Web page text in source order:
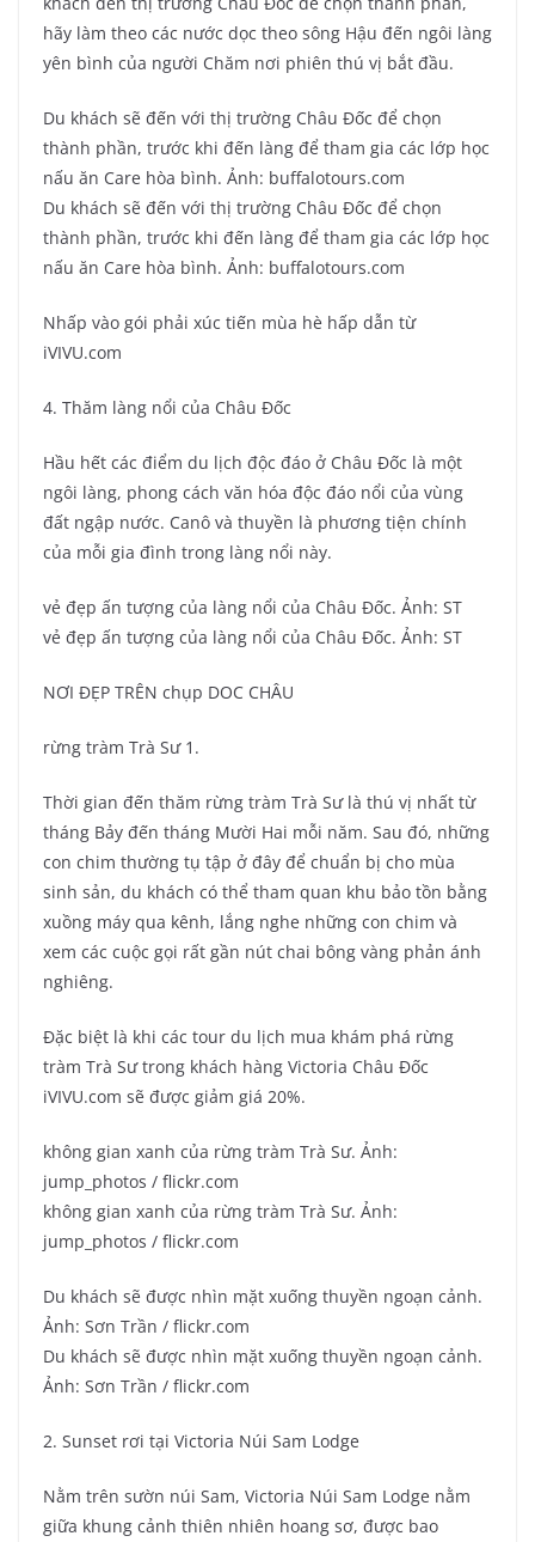
hãy làm theo các nước dọc theo sông Hậu đến ngôi làng
yên bình của người Chăm nơi phiên thú vị bắt đầu.
Du khách sẽ đến với thị trường Châu Đốc để chọn
thành phần, trước khi đến làng để tham gia các lớp học
nấu ăn Care hòa bình. Ảnh: buffalotours.com
Du khách sẽ đến với thị trường Châu Đốc để chọn
thành phần, trước khi đến làng để tham gia các lớp học
nấu ăn Care hòa bình. Ảnh: buffalotours.com
Nhấp vào gói phải xúc tiến mùa hè hấp dẫn từ
iVIVU.com
4. Thăm làng nổi của Châu Đốc
Hầu hết các điểm du lịch độc đáo ở Châu Đốc là một
ngôi làng, phong cách văn hóa độc đáo nổi của vùng
đất ngập nước. Canô và thuyền là phương tiện chính
của mỗi gia đình trong làng nổi này.
vẻ đẹp ấn tượng của làng nổi của Châu Đốc. Ảnh: ST
vẻ đẹp ấn tượng của làng nổi của Châu Đốc. Ảnh: ST
NƠI ĐẸP TRÊN chụp DOC CHÂU
rừng tràm Trà Sư 1.
Thời gian đến thăm rừng tràm Trà Sư là thú vị nhất từ
tháng Bảy đến tháng Mười Hai mỗi năm. Sau đó, những
con chim thường tụ tập ở đây để chuẩn bị cho mùa
sinh sản, du khách có thể tham quan khu bảo tồn bằng
xuồng máy qua kênh, lắng nghe những con chim và
xem các cuộc gọi rất gần nút chai bông vàng phản ánh
nghiêng.
Đặc biệt là khi các tour du lịch mua khám phá rừng
tràm Trà Sư trong khách hàng Victoria Châu Đốc
iVIVU.com sẽ được giảm giá 20%.
không gian xanh của rừng tràm Trà Sư. Ảnh:
jump_photos / flickr.com
không gian xanh của rừng tràm Trà Sư. Ảnh:
jump_photos / flickr.com
Du khách sẽ được nhìn mặt xuống thuyền ngoạn cảnh.
Ảnh: Sơn Trần / flickr.com
Du khách sẽ được nhìn mặt xuống thuyền ngoạn cảnh.
Ảnh: Sơn Trần / flickr.com
2. Sunset rơi tại Victoria Núi Sam Lodge
Nằm trên sườn núi Sam, Victoria Núi Sam Lodge nằm
giữa khung cảnh thiên nhiên hoang sơ, được bao